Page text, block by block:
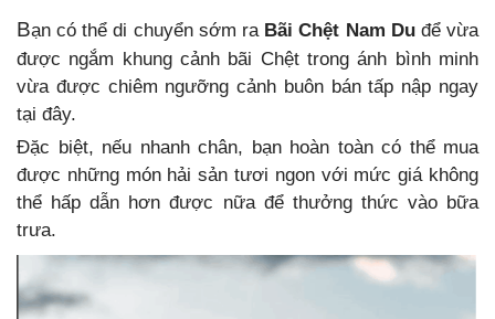
Bạn có thể di chuyển sớm ra Bãi Chệt Nam Du để vừa
được ngắm khung cảnh bãi Chệt trong ánh bình minh
vừa được chiêm ngưỡng cảnh buôn bán tấp nập ngay
tại đây.
Đặc biệt, nếu nhanh chân, bạn hoàn toàn có thể mua
được những món hải sản tươi ngon với mức giá không
thể hấp dẫn hơn được nữa để thưởng thức vào bữa
trưa.